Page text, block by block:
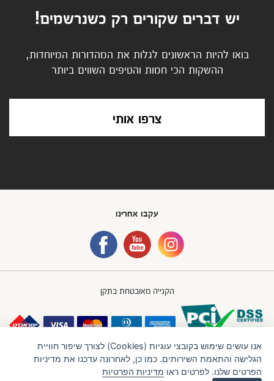
יש דברים שקורים רק כשנרשמים!
בואו להיות הראשונים לגלות את המהדורות המיוחדות,
ההשקות הכי חמות והטיפים השווים ביותר
צרפו אותי
עקבו אחרינו
הקנייה מאובטחת בתקן
חברת IBB GROUP (איי.בי.בי. גרופ) בע"מ תנאי שימוש
אנו עושים שימוש בקובצי עוגיות (Cookies) לצורך שיפור חוויית
הגלישה והתאמת השירותים. כמו כן, לאחרונה עדכנו את מדיניות
הפרטים שלנו. לפרטים ראו מדיניות הפרטיות